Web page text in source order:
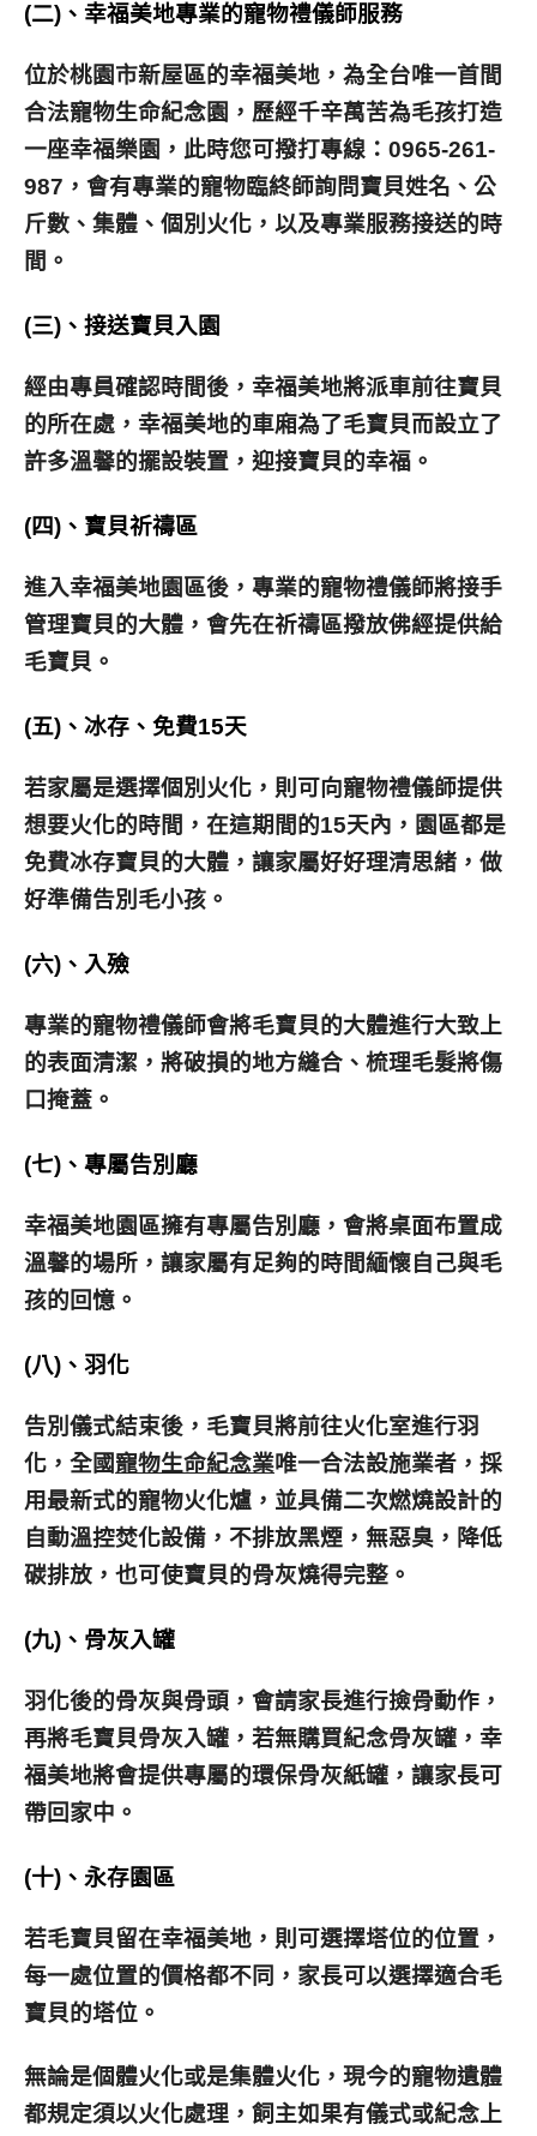
(二)、幸福美地專業的寵物禮儀師服務
位於桃園市新屋區的幸福美地，為全台唯一首間
合法寵物生命紀念園，歷經千辛萬苦為毛孩打造
一座幸福樂園，此時您可撥打專線：0965-261-
987，會有專業的寵物臨終師詢問寶貝姓名、公
斤數、集體、個別火化，以及專業服務接送的時
間。
(三)、接送寶貝入園
經由專員確認時間後，幸福美地將派車前往寶貝
的所在處，幸福美地的車廂為了毛寶貝而設立了
許多溫馨的擺設裝置，迎接寶貝的幸福。
(四)、寶貝祈禱區
進入幸福美地園區後，專業的寵物禮儀師將接手
管理寶貝的大體，會先在祈禱區撥放佛經提供給
毛寶貝。
(五)、冰存、免費15天
若家屬是選擇個別火化，則可向寵物禮儀師提供
想要火化的時間，在這期間的15天內，園區都是
免費冰存寶貝的大體，讓家屬好好理清思緒，做
好準備告別毛小孩。
(六)、入殮
專業的寵物禮儀師會將毛寶貝的大體進行大致上
的表面清潔，將破損的地方縫合、梳理毛髮將傷
口掩蓋。
(七)、專屬告別廳
幸福美地園區擁有專屬告別廳，會將桌面布置成
溫馨的場所，讓家屬有足夠的時間緬懷自己與毛
孩的回憶。
(八)、羽化
告別儀式結束後，毛寶貝將前往火化室進行羽
化，全國寵物生命紀念業唯一合法設施業者，採
用最新式的寵物火化爐，並具備二次燃燒設計的
自動溫控焚化設備，不排放黑煙，無惡臭，降低
碳排放，也可使寶貝的骨灰燒得完整。
(九)、骨灰入罐
羽化後的骨灰與骨頭，會請家長進行撿骨動作，
再將毛寶貝骨灰入罐，若無購買紀念骨灰罐，幸
福美地將會提供專屬的環保骨灰紙罐，讓家長可
帶回家中。
(十)、永存園區
若毛寶貝留在幸福美地，則可選擇塔位的位置，
每一處位置的價格都不同，家長可以選擇適合毛
寶貝的塔位。
無論是個體火化或是集體火化，現今的寵物遺體
都規定須以火化處理，飼主如果有儀式或紀念上